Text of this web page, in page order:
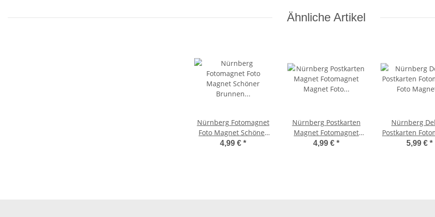
Ähnliche Artikel
Nürnberg Fotomagnet
Foto Magnet Schöner
Brunnen Altstadt
4,99 € *
Nürnberg Postkarten
Magnet Fotomagnet
Magnet Foto
4,99 € *
Nürnberg
Postkarten
Foto Magnet
5,99 € *